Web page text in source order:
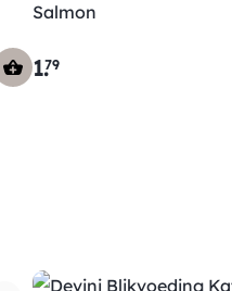
Salmon
1.79